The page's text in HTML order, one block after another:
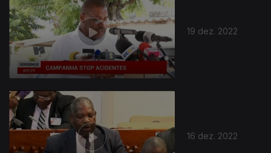
19 dez. 2022
16 dez. 2022
659924